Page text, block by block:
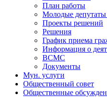
План работы
Молодые депутаты
Проекты решений
Решения
График приема
Информация о
ВСМС
Документы
Мун. услуги
Общественный совет
Общественные